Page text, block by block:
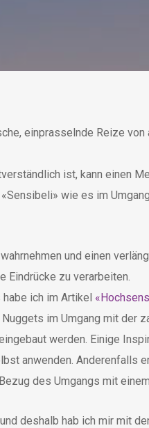
einprasselnde Reize
ist, kann einen
wie es im
und einen
Eindrücke zu verarbeiten.
ich im Artikel
im Umgang mit der
werden. Einige
anwenden. Anderenfalls
des Umgangs mit
deshalb hab ich mir mit